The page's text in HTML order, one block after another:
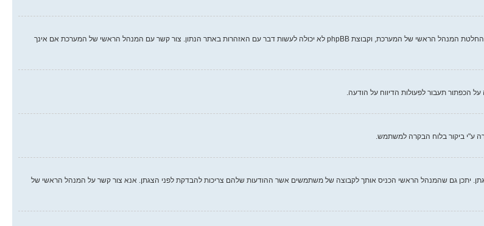
כל מנהל ראשי של מערכת קובע את חוקי האתר שלו. אם עברת על חוק, יתכן וקיבלת אזהרה. שים לב כי זוהי החלטת המנהל הראשי של המערכת, וקבוצת phpBB לא יכולה לעשות דבר עם האזהרות באתר הנתון. צור קשר עם המנהל הראשי של המערכת אם אינך
הכפתור תעבור לפעולות הדיווח על הודעה.
ע"י ביקור בלוח הבקרה למשתמש.
יתכן גם שהמנהל הראשי הכניס אותך לקבוצה של משתמשים אשר ההודעות שלהם צריכות להבדקת לפני הצגתן. אנא צור קשר על המנהל הראשי של